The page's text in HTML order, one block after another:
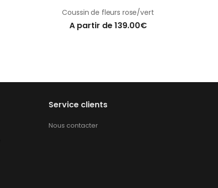
Coussin de fleurs rose/vert
A partir de 139.00€
Service clients
Nous contacter